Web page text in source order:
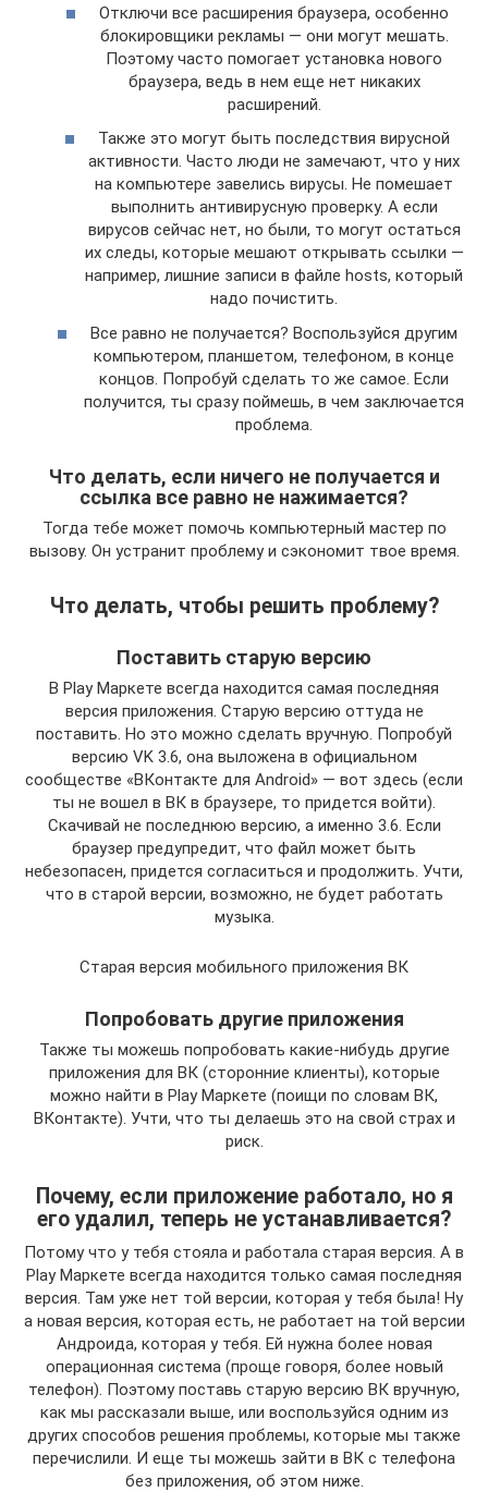
Отключи все расширения браузера, особенно
блокировщики рекламы — они могут мешать.
Поэтому часто помогает установка нового
браузера, ведь в нем еще нет никаких
расширений.
Также это могут быть последствия вирусной
активности. Часто люди не замечают, что у них
на компьютере завелись вирусы. Не помешает
выполнить антивирусную проверку. А если
вирусов сейчас нет, но были, то могут остаться
их следы, которые мешают открывать ссылки —
например, лишние записи в файле hosts, который
надо почистить.
Все равно не получается? Воспользуйся другим
компьютером, планшетом, телефоном, в конце
концов. Попробуй сделать то же самое. Если
получится, ты сразу поймешь, в чем заключается
проблема.
Что делать, если ничего не получается и
ссылка все равно не нажимается?
Тогда тебе может помочь компьютерный мастер по
вызову. Он устранит проблему и сэкономит твое время.
Что делать, чтобы решить проблему?
Поставить старую версию
В Play Маркете всегда находится самая последняя
версия приложения. Старую версию оттуда не
поставить. Но это можно сделать вручную. Попробуй
версию VK 3.6, она выложена в официальном
сообществе «ВКонтакте для Android» — вот здесь (если
ты не вошел в ВК в браузере, то придется войти).
Скачивай не последнюю версию, а именно 3.6. Если
браузер предупредит, что файл может быть
небезопасен, придется согласиться и продолжить. Учти,
что в старой версии, возможно, не будет работать
музыка.
Старая версия мобильного приложения ВК
Попробовать другие приложения
Также ты можешь попробовать какие-нибудь другие
приложения для ВК (сторонние клиенты), которые
можно найти в Play Маркете (поищи по словам ВК,
ВКонтакте). Учти, что ты делаешь это на свой страх и
риск.
Почему, если приложение работало, но я
его удалил, теперь не устанавливается?
Потому что у тебя стояла и работала старая версия. А в
Play Маркете всегда находится только самая последняя
версия. Там уже нет той версии, которая у тебя была! Ну
а новая версия, которая есть, не работает на той версии
Андроида, которая у тебя. Ей нужна более новая
операционная система (проще говоря, более новый
телефон). Поэтому поставь старую версию ВК вручную,
как мы рассказали выше, или воспользуйся одним из
других способов решения проблемы, которые мы также
перечислили. И еще ты можешь зайти в ВК с телефона
без приложения, об этом ниже.